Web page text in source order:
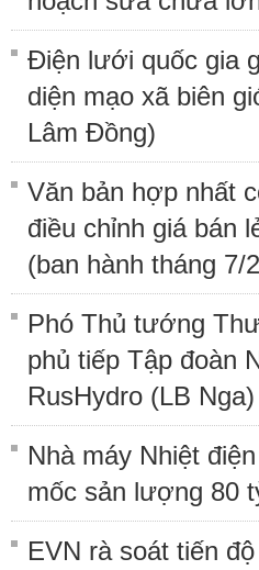
Điện lưới quốc gia
diện mạo xã biên
Lâm Đồng)
Văn bản hợp nhất
điều chỉnh giá bán
(ban hành tháng 7/
Phó Thủ tướng
phủ tiếp Tập đoàn
RusHydro (LB Nga)
Nhà máy Nhiệt
mốc sản lượng 80
EVN rà soát tiến